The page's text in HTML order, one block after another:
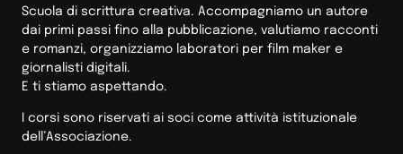
Scuola di scrittura creativa. Accompagniamo un autore
dai primi passi fino alla pubblicazione, valutiamo racconti
e romanzi, organizziamo laboratori per film maker e
giornalisti digitali.
E ti stiamo aspettando.
I corsi sono riservati ai soci come attività istituzionale
dell’Associazione.